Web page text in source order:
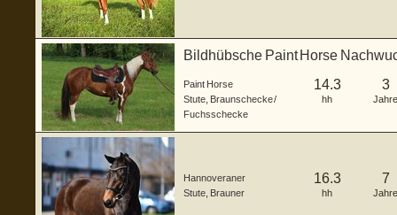
Bildhübsche Paint Horse
Paint Horse
Stute Braunschecke /
Fuchsschecke
14.3
hh
3
Jahre
Hannoveraner
Stute Brauner
16.3
hh
7
Jahre